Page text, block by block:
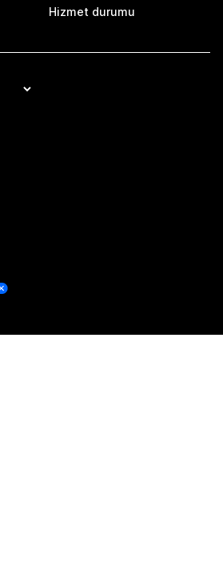
Hizmet durumu